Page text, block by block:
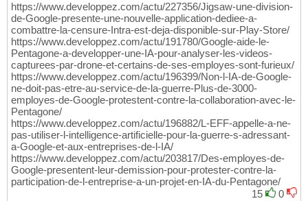
https://www.developpez.com/actu/227356/Jigsaw-une-division-
de-Google-presente-une-nouvelle-application-dediee-a-
combattre-la-censure-Intra-est-deja-disponible-sur-Play-Store/
https://www.developpez.com/actu/191780/Google-aide-le-
Pentagone-a-developper-une-IA-pour-analyser-les-videos-
capturees-par-drone-et-certains-de-ses-employes-sont-furieux/
https://www.developpez.com/actu/196399/Non-l-IA-de-Google-
ne-doit-pas-etre-au-service-de-la-guerre-Plus-de-3000-
employes-de-Google-protestent-contre-la-collaboration-avec-le-
Pentagone/
https://www.developpez.com/actu/196882/L-EFF-appelle-a-ne-
pas-utiliser-l-intelligence-artificielle-pour-la-guerre-s-adressant-
a-Google-et-aux-entreprises-de-l-IA/
https://www.developpez.com/actu/203817/Des-employes-de-
Google-presentent-leur-demission-pour-protester-contre-la-
participation-de-l-entreprise-a-un-projet-en-IA-du-Pentagone/
15
0